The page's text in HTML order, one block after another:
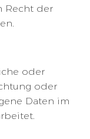
Recht der
oder
oder
Daten im